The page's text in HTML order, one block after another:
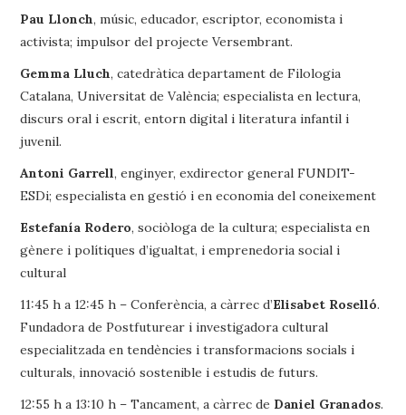
Pau Llonch, músic, educador, escriptor, economista i
activista; impulsor del projecte Versembrant.
Gemma Lluch, catedràtica departament de Filologia
Catalana, Universitat de València; especialista en lectura,
discurs oral i escrit, entorn digital i literatura infantil i
juvenil.
Antoni Garrell, enginyer, exdirector general FUNDIT-
ESDi; especialista en gestió i en economia del coneixement
Estefanía Rodero, sociòloga de la cultura; especialista en
gènere i polítiques d’igualtat, i emprenedoria social i
cultural
11:45 h a 12:45 h – Conferència, a càrrec d’Elisabet Roselló.
Fundadora de Postfuturear i investigadora cultural
especialitzada en tendències i transformacions socials i
culturals, innovació sostenible i estudis de futurs.
12:55 h a 13:10 h – Tancament, a càrrec de Daniel Granados.